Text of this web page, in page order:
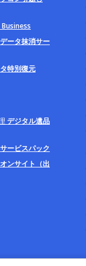
データ抹消サー
特別復元
デジタル遺品
ービスパック
オンサイト（出